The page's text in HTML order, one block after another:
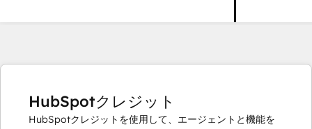
HubSpotクレジット
HubSpotクレジットを使用して、エージェントと機能を